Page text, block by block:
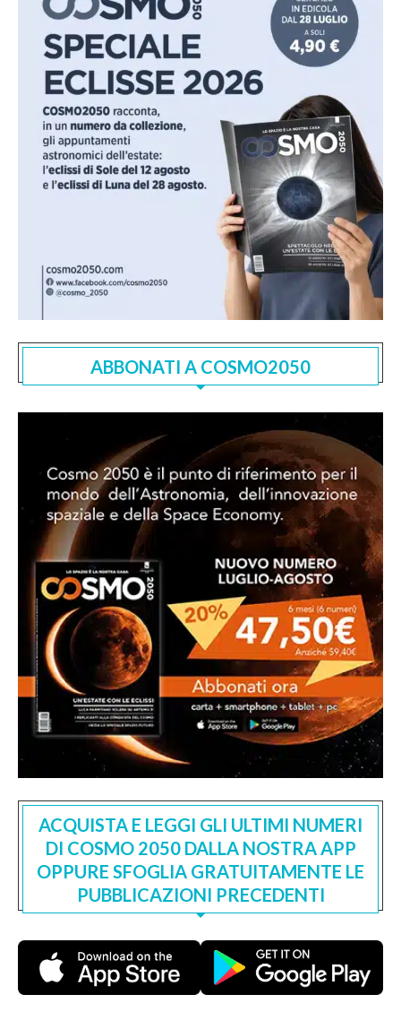
ABBONATI A COSMO2050
ACQUISTA E LEGGI GLI ULTIMI NUMERI
DI COSMO 2050 DALLA NOSTRA APP
OPPURE SFOGLIA GRATUITAMENTE LE
PUBBLICAZIONI PRECEDENTI